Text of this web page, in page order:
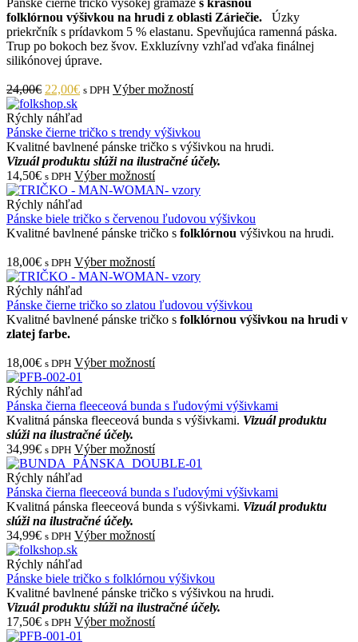
folklórnou výšivkou na hrudi z oblasti Záriečie.
Úzky
priekrčník s prídavkom 5 % elastanu. Spevňujúca ramenná páska.
Trup po bokoch bez švov. Exkluzívny vzhľad vďaka finálnej
silikónovej úprave.
24,00€ 22,00€ s DPH Výber možností
Rýchly náhľad
Pánske čierne tričko s trendy výšivkou
Kvalitné bavlnené pánske tričko s výšivkou na hrudi.
Vizuál produktu slúži na ilustračné účely.
14,50€ s DPH Výber možností
Rýchly náhľad
Pánske biele tričko s červenou ľudovou výšivkou
Kvalitné bavlnené pánske tričko s folklórnou výšivkou na hrudi.
18,00€ s DPH Výber možností
Rýchly náhľad
Pánske čierne tričko so zlatou ľudovou výšivkou
Kvalitné bavlnené pánske tričko s folklórnou výšivkou na hrudi v
zlatej farbe.
18,00€ s DPH Výber možností
Rýchly náhľad
Pánska čierna fleeceová bunda s ľudovými výšivkami
Kvalitná pánska fleeceová bunda s výšivkami. Vizuál produktu
slúži na ilustračné účely.
34,99€ s DPH Výber možností
Rýchly náhľad
Pánska čierna fleeceová bunda s ľudovými výšivkami
Kvalitná pánska fleeceová bunda s výšivkami. Vizuál produktu
slúži na ilustračné účely.
34,99€ s DPH Výber možností
Rýchly náhľad
Pánske biele tričko s folklórnou výšivkou
Kvalitné bavlnené pánske tričko s výšivkou na hrudi.
Vizuál produktu slúži na ilustračné účely.
17,50€ s DPH Výber možností